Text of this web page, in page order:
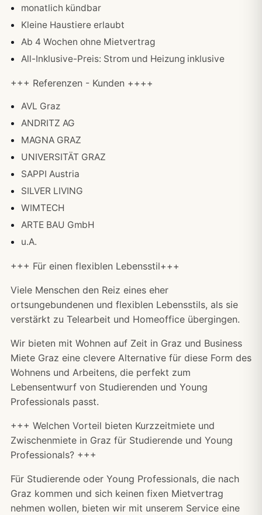
monatlich kündbar
Kleine Haustiere erlaubt
Ab 4 Wochen ohne Mietvertrag
All-Inklusive-Preis: Strom und Heizung inklusive
+++ Referenzen - Kunden ++++
AVL Graz
ANDRITZ AG
MAGNA GRAZ
UNIVERSITÄT GRAZ
SAPPI Austria
SILVER LIVING
WIMTECH
ARTE BAU GmbH
u.A.
+++ Für einen flexiblen Lebensstil+++
Viele Menschen den Reiz eines eher
ortsungebundenen und flexiblen Lebensstils, als sie
verstärkt zu Telearbeit und Homeoffice übergingen.
Wir bieten mit Wohnen auf Zeit in Graz und Business
Miete Graz eine clevere Alternative für diese Form des
Wohnens und Arbeitens, die perfekt zum
Lebensentwurf von Studierenden und Young
Professionals passt.
+++ Welchen Vorteil bieten Kurzzeitmiete und
Zwischenmiete in Graz für Studierende und Young
Professionals? +++
Für Studierende oder Young Professionals, die nach
Graz kommen und sich keinen fixen Mietvertrag
nehmen wollen, bieten wir mit unserem Service eine